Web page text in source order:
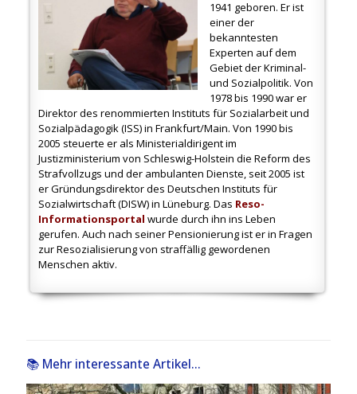
1941 geboren. Er ist
einer der
bekanntesten
Experten auf dem
Gebiet der Kriminal-
und Sozialpolitik. Von
1978 bis 1990 war er
Direktor des renommierten Instituts für Sozialarbeit und
Sozialpädagogik (ISS) in Frankfurt/Main. Von 1990 bis
2005 steuerte er als Ministerialdirigent im
Justizministerium von Schleswig-Holstein die Reform des
Strafvollzugs und der ambulanten Dienste, seit 2005 ist
er Gründungsdirektor des Deutschen Instituts für
Sozialwirtschaft (DISW) in Lüneburg. Das Reso-
Informationsportal wurde durch ihn ins Leben
gerufen. Auch nach seiner Pensionierung ist er in Fragen
zur Resozialisierung von straffällig gewordenen
Menschen aktiv.
📚 Mehr interessante Artikel...